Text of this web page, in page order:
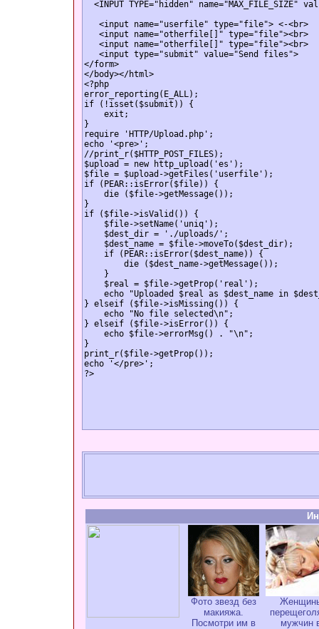
<INPUT TYPE="hidden" name="MAX_FILE_SIZE"
   <input name="userfile" type="file"> <-<br>
   <input name="otherfile[]" type="file"><br>
   <input name="otherfile[]" type="file"><br>
   <input type="submit" value="Send files">
</form>
</body></html>
<?php
error_reporting(E_ALL);
if (!isset($submit)) {
    exit;
}
require 'HTTP/Upload.php';
echo '<pre>';
//print_r($HTTP_POST_FILES);
$upload = new http_upload('es');
$file = $upload->getFiles('userfile');
if (PEAR::isError($file)) {
    die ($file->getMessage());
}
if ($file->isValid()) {
    $file->setName('uniq');
    $dest_dir = './uploads/';
    $dest_name = $file->moveTo($dest_dir);
    if (PEAR::isError($dest_name)) {
        die ($dest_name->getMessage());
    }
    $real = $file->getProp('real');
echo "Uploaded $real as $dest_name in
} elseif ($file->isMissing()) {
    echo "No file selected\n";
} elseif ($file->isError()) {
    echo $file->errorMsg() . "\n";
}
print_r($file->getProp());
echo '</pre>';
Фото звезд без
макияжа.
Посмотри им в
мужчин